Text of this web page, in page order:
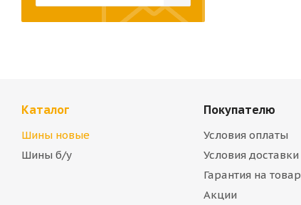
Каталог
Шины новые
Шины б/у
Покупателю
Условия оплаты
Условия доставки
Гарантия на товар
Акции